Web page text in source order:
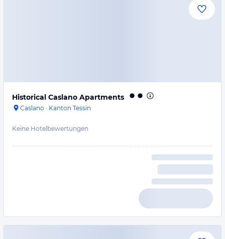
Historical Caslano Apartments
Caslano · Kanton Tessin
Keine Hotelbewertungen